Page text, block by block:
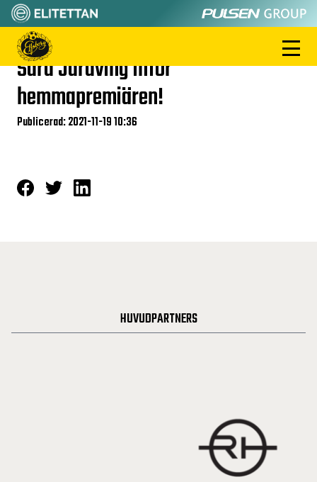
Sara Jardving inför
hemmapremiären!
Publicerad: 2021-11-19 10:36
HUVUDPARTNERS